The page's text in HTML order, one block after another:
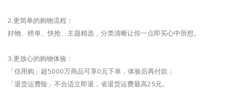
2.更简单的购物流程：
好物、榜单、快抢、主题精选，分类清晰让你一点即买心中所想。
3.更放心的购物体验：
「信用购」超5000万商品可享0元下单，体验后再付款；
「退货运费险」不合适立即退，省退货运费最高25元。